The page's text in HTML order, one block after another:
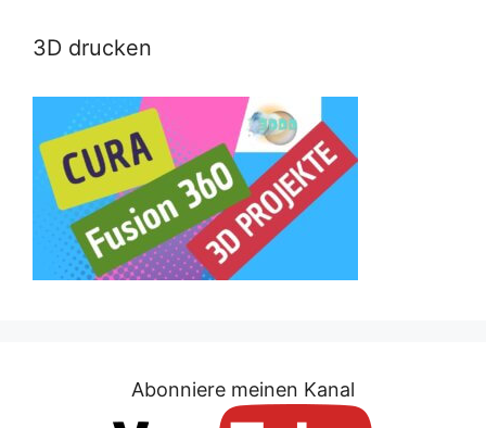
3D drucken
Abonniere meinen Kanal